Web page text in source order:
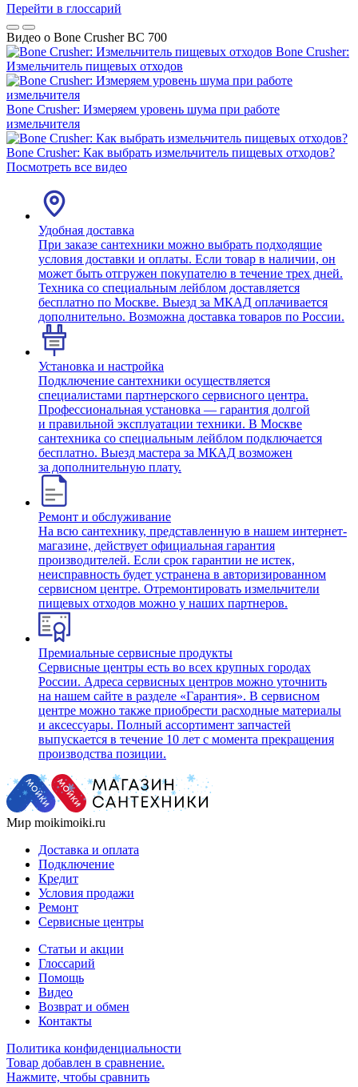
Перейти в глоссарий
Видео о Bone Crusher BC 700
Bone Crusher:
Измельчитель пищевых отходов
Bone Crusher: Измеряем уровень шума при работе
измельчителя
Bone Crusher: Как выбрать измельчитель пищевых отходов?
Посмотреть все видео
Удобная доставка
При заказе сантехники можно выбрать подходящие
условия доставки и оплаты. Если товар в наличии, он
может быть отгружен покупателю в течение трех дней.
Техника со специальным лейблом доставляется
бесплатно по Москве. Выезд за МКАД оплачивается
дополнительно. Возможна доставка товаров по России.
Установка и настройка
Подключение сантехники осуществляется
специалистами партнерского сервисного центра.
Профессиональная установка — гарантия долгой
и правильной эксплуатации техники. В Москве
сантехника со специальным лейблом подключается
бесплатно. Выезд мастера за МКАД возможен
за дополнительную плату.
Ремонт и обслуживание
На всю сантехнику, представленную в нашем интернет-
магазине, действует официальная гарантия
производителей. Если срок гарантии не истек,
неисправность будет устранена в авторизированном
сервисном центре. Отремонтировать измельчители
пищевых отходов можно у наших партнеров.
Премиальные сервисные продукты
Сервисные центры есть во всех крупных городах
России. Адреса сервисных центров можно уточнить
на нашем сайте в разделе «Гарантия». В сервисном
центре можно также приобрести расходные материалы
и аксессуары. Полный ассортимент запчастей
выпускается в течение 10 лет с момента прекращения
производства позиции.
Мир moikimoiki.ru
Доставка и оплата
Подключение
Кредит
Условия продажи
Ремонт
Сервисные центры
Статьи и акции
Глоссарий
Помощь
Видео
Возврат и обмен
Контакты
Политика конфиденциальности
Товар добавлен в сравнение.
Нажмите, чтобы сравнить